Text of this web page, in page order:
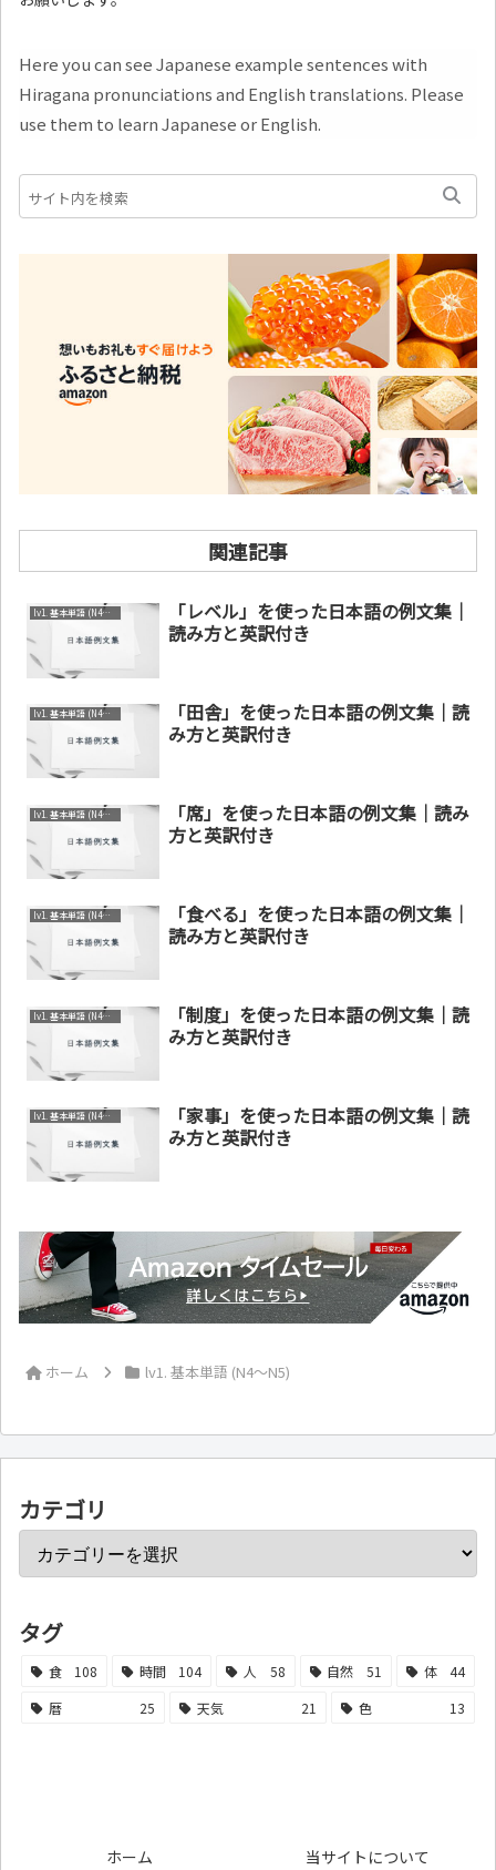
Here you can see Japanese example sentences with
Hiragana pronunciations and English translations. Please
use them to learn Japanese or English.
関連記事
lv1. 基本単語 (N4～N5)
「レベル」を使った日本語の例文集｜
読み方と英訳付き
lv1. 基本単語 (N4～N5)
「田舎」を使った日本語の例文集｜読
み方と英訳付き
lv1. 基本単語 (N4～N5)
「席」を使った日本語の例文集｜読み
方と英訳付き
lv1. 基本単語 (N4～N5)
「食べる」を使った日本語の例文集｜
読み方と英訳付き
lv1. 基本単語 (N4～N5)
「制度」を使った日本語の例文集｜読
み方と英訳付き
lv1. 基本単語 (N4～N5)
「家事」を使った日本語の例文集｜読
み方と英訳付き
ホーム lv1. 基本単語 (N4～N5)
カテゴリ
タグ
食 108 時間 104 人 58 自然 51 体
44
暦
25 天気 21 色 13
ホーム 当サイトについて